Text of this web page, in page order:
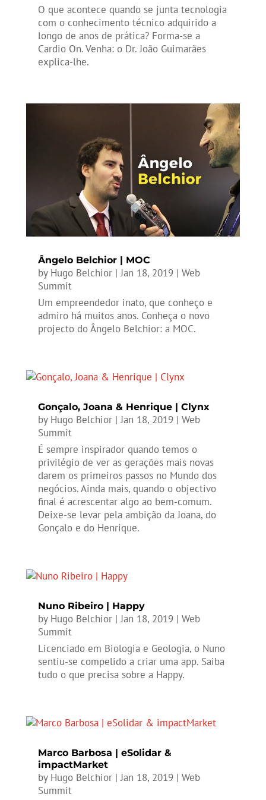
O que acontece quando se junta tecnologia
com o conhecimento técnico adquirido a
longo de anos de prática? Forma-se a
Cardio On. Venha: o Dr. João Guimarães
explica-lhe.
Ângelo Belchior | MOC
by Hugo Belchior|Jan 18, 2019| Web
Summit
Um empreendedor inato, que conheço e
admiro há muitos anos. Conheça o novo
projecto do Ângelo Belchior: a MOC.
Gonçalo, Joana & Henrique | Clynx
by Hugo Belchior|Jan 18, 2019| Web
Summit
É sempre inspirador quando temos o
privilégio de ver as gerações mais novas
darem os primeiros passos no Mundo dos
negócios. Ainda mais, quando o objectivo
final é acrescentar algo ao bem-comum.
Deixe-se levar pela ambição da Joana, do
Gonçalo e do Henrique.
Nuno Ribeiro | Happy
by Hugo Belchior|Jan 18, 2019| Web
Summit
Licenciado em Biologia e Geologia, o Nuno
sentiu-se compelido a criar uma app. Saiba
tudo o que precisa sobre a Happy.
Marco Barbosa | eSolidar &
impactMarket
by Hugo Belchior|Jan 18, 2019| Web
Summit